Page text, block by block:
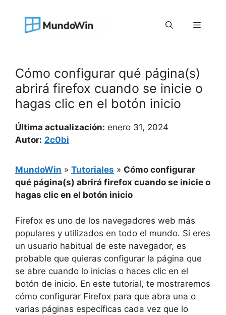
contenido
Menú
Cómo configurar qué página(s)
abrirá firefox cuando se inicie o
hagas clic en el botón inicio
Última actualización: enero 31, 2024
Autor: 2c0bi
MundoWin » Tutoriales » Cómo configurar
qué página(s) abrirá firefox cuando se inicie o
hagas clic en el botón inicio
Firefox es uno de los navegadores web más
populares y utilizados en todo el mundo. Si eres
un usuario habitual de este navegador, es
probable que quieras configurar la página que
se abre cuando lo inicias o haces clic en el
botón de inicio. En este tutorial, te mostraremos
cómo configurar Firefox para que abra una o
varias páginas específicas cada vez que lo